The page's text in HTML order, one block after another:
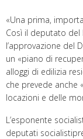
«Una prima,
Così il deputato del
l’approvazione del
un «piano di
alloggi di edilizia
che prevede anche
locazioni e delle
L’esponente
deputati